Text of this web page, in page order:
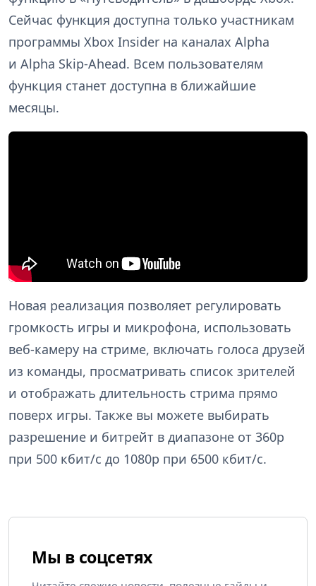
Сейчас функция доступна только участникам
программы Xbox Insider на каналах Alpha
и Alpha Skip-Ahead. Всем пользователям
функция станет доступна в ближайшие
месяцы.
Новая реализация позволяет регулировать
громкость игры и микрофона, использовать
веб-камеру на стриме, включать голоса друзей
из команды, просматривать список зрителей
и отображать длительность стрима прямо
поверх игры. Также вы можете выбирать
разрешение и битрейт в диапазоне от 360p
при 500 кбит/с до 1080p при 6500 кбит/с.
Мы в соцсетях